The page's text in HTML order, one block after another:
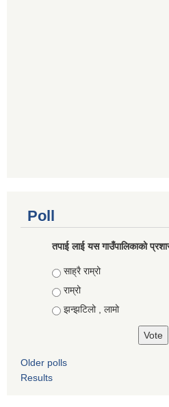
Poll
तपाई लाई यस गाउँपालिकाको
Choices
साह्रै राम्रो
राम्रो
झन्झटिलो , लामो
Older polls
Results